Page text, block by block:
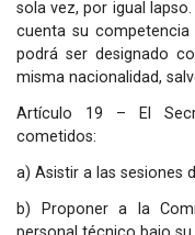
sola vez, por igual
cuenta su
podrá ser designado
misma nacionalidad,
Artículo 19 – El
cometidos:
a) Asistir a las sesiones
b) Proponer a la